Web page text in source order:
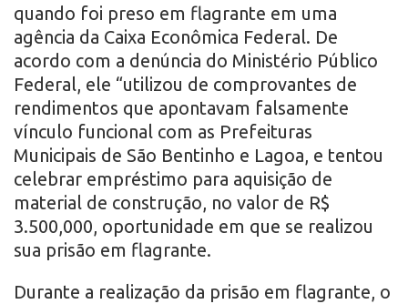
quando foi preso em flagrante em uma
agência da Caixa Econômica Federal. De
acordo com a denúncia do Ministério Público
Federal, ele “utilizou de comprovantes de
rendimentos que apontavam falsamente
vínculo funcional com as Prefeituras
Municipais de São Bentinho e Lagoa, e tentou
celebrar empréstimo para aquisição de
material de construção, no valor de R$
3.500,000, oportunidade em que se realizou
sua prisão em flagrante.
Durante a realização da prisão em flagrante, o